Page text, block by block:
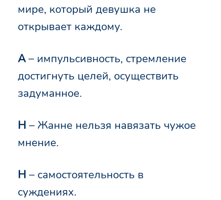
мире, который девушка не
открывает каждому.
А– импульсивность, стремление
достигнуть целей, осуществить
задуманное.
Н – Жанне нельзя навязать чужое
мнение.
Н – самостоятельность в
суждениях.